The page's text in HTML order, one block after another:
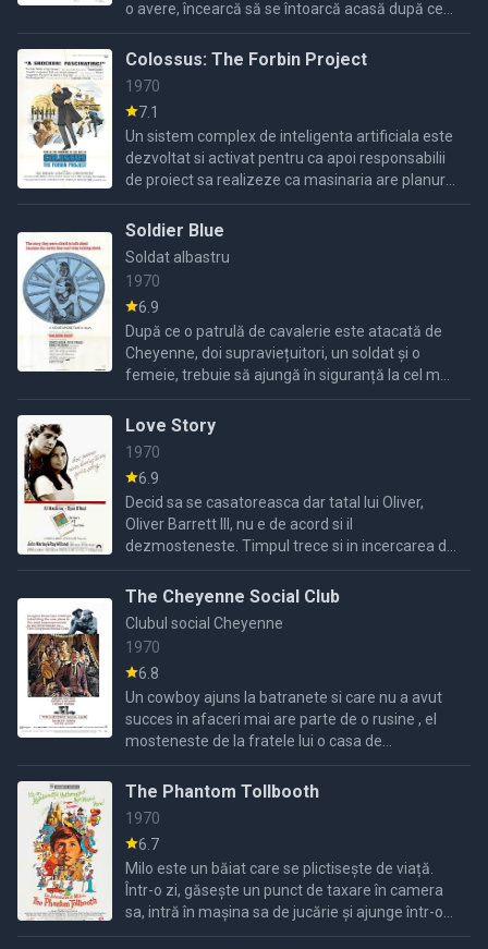
o avere, încearcă să se întoarcă acasă după ce
sunt răpite și abandonate la țară de un
majordom invidios.
Colossus: The Forbin Project
1970
7.1
Un sistem complex de inteligenta artificiala este
dezvoltat si activat pentru ca apoi responsabilii
de proiect sa realizeze ca masinaria are planuri
nu tocmai pasnice.
Soldier Blue
Soldat albastru
1970
6.9
După ce o patrulă de cavalerie este atacată de
Cheyenne, doi supraviețuitori, un soldat și o
femeie, trebuie să ajungă în siguranță la cel mai
apropiat fort.
Love Story
1970
6.9
Decid sa se casatoreasca dar tatal lui Oliver,
Oliver Barrett III, nu e de acord si il
dezmosteneste. Timpul trece si in incercarea de
a avea copii ei descopera un crud adevar...
The Cheyenne Social Club
Clubul social Cheyenne
1970
6.8
Un cowboy ajuns la batranete si care nu a avut
succes in afaceri mai are parte de o rusine , el
mosteneste de la fratele lui o casa de
prostitutie...
The Phantom Tollbooth
1970
6.7
Milo este un băiat care se plictisește de viață.
Într-o zi, găsește un punct de taxare în camera
sa, intră în mașina sa de jucărie și ajunge într-o
lume plină de aventuri.